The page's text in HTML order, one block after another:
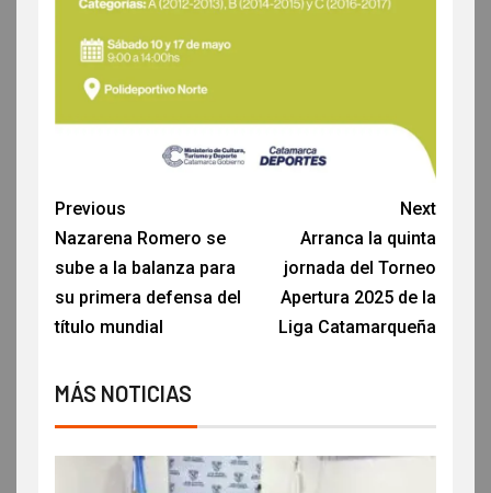
Previous
Nazarena Romero se
sube a la balanza para
su primera defensa del
título mundial
Next
Arranca la quinta
jornada del Torneo
Apertura 2025 de la
Liga Catamarqueña
MÁS NOTICIAS